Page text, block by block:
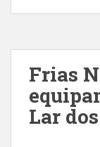
Frias
Lar